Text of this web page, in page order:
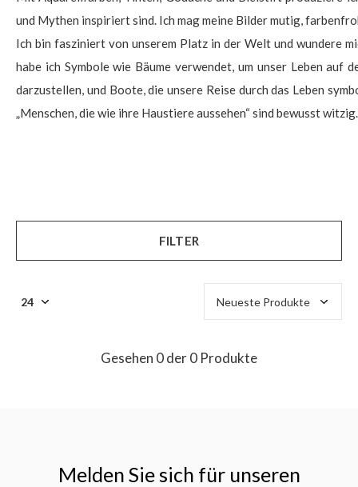
und Mythen inspiriert sind. Ich mag meine Bilder mutig,
Ich bin fasziniert von unserem Platz in der Welt und wundere
habe ich Symbole wie Bäume verwendet, um unser Leben
darzustellen, und Boote, die unsere Reise durch das Leben
„Menschen, die wie ihre Haustiere aussehen“ sind bewusst
FILTER
Gesehen 0 der 0 Produkte
Melden Sie sich für unseren